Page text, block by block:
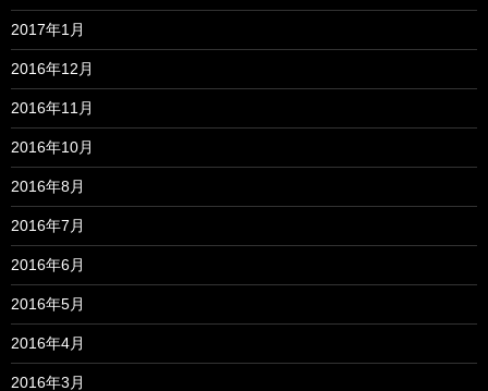
2017年1月
2016年12月
2016年11月
2016年10月
2016年8月
2016年7月
2016年6月
2016年5月
2016年4月
2016年3月